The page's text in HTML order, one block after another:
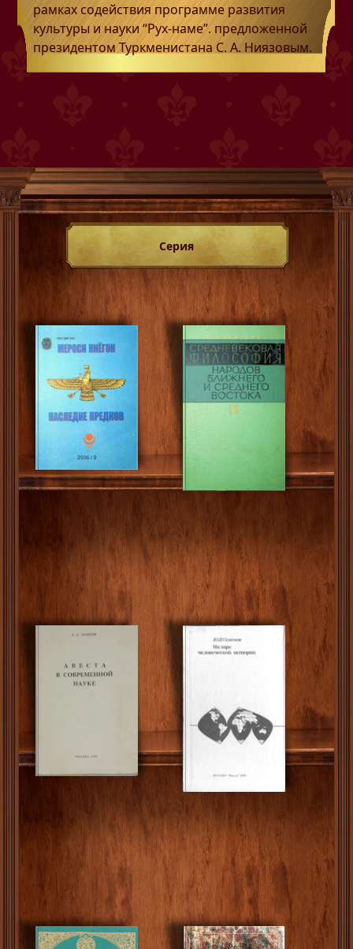
рамках содействия программе развития
культуры и науки “Рух-наме”. предложенной
президентом Туркменистана С. А. Ниязовым.
Серия